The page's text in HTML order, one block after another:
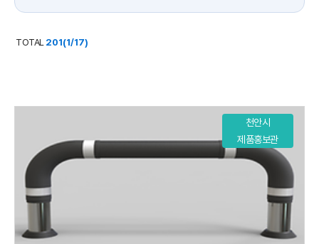
TOTAL 201(1/17)
천안시
제품홍보관